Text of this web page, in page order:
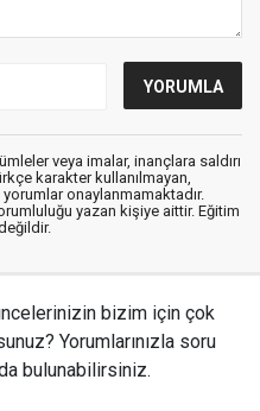
veya imalar, inançlara saldırı
karakter kullanılmayan,
yorumlar onaylanmamaktadır.
yazan kişiye aittir. Eğitim
bizim için çok
Yorumlarınızla soru
bulunabilirsiniz.